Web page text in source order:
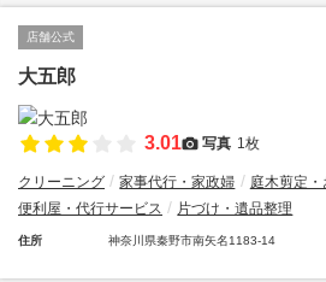
店舗公式
大五郎
3.01 写真 1枚
クリーニング 家事代行・家政婦
庭木剪定
便利屋・代行サービス
片づけ・遺品整理
住所 神奈川県秦野市南矢名1183-14